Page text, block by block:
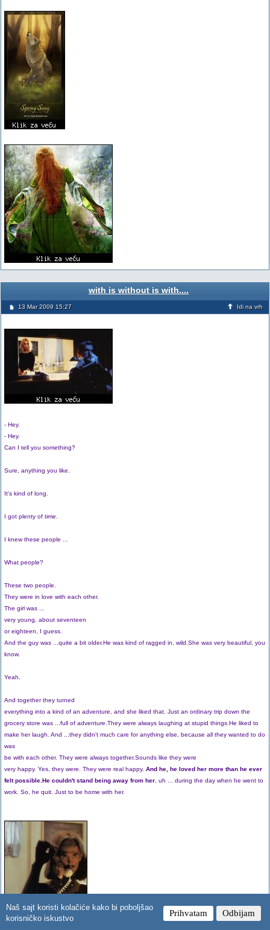
Naš sajt koristi kolačiće kako bi poboljšao
korisničko iskustvo
Prihvatam Odbijam
with is without is with....
13 Mar 2009 15:27 Idi na vrh
- Hey.
- Hey.
Can I tell you something?
Sure, anything you like.
It's kind of long.
I got plenty of time.
I knew these people ...
What people?
These two people.
They were in love with each other.
The girl was ...
very young, about seventeen
or eighteen, I guess.
And the guy was ...quite a bit older.He was kind of ragged in, wild.She was very beautiful, you
know.
Yeah.
And together they turned
everything into a kind of an adventure, and she liked that. Just an ordinary trip down the
grocery store was ...full of adventure.They were always laughing at stupid things.He liked to
make her laugh. And ...they didn't much care for anything else, because all they wanted to do
was
be with each other. They were always together.Sounds like they were
very happy. Yes, they were. They were real happy. And he, he loved her more than he ever
felt possible.He couldn't stand being away from her , uh ... during the day when he went to
work. So, he quit. Just to be home with her.